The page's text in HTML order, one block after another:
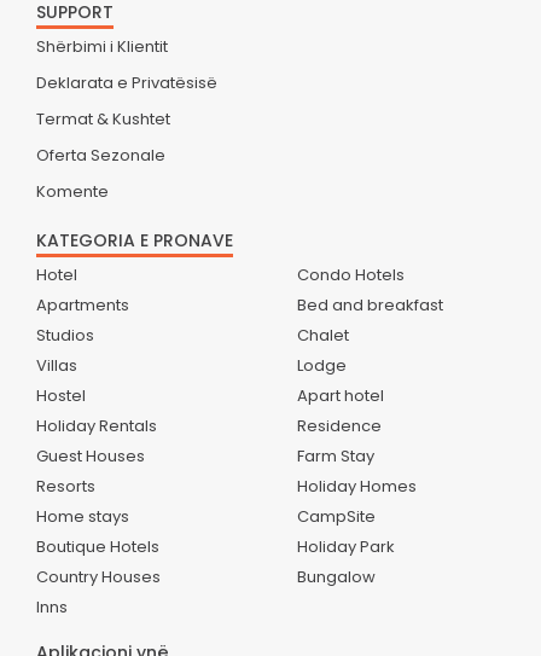
SUPPORT
Shërbimi i Klientit
Deklarata e Privatësisë
Termat & Kushtet
Oferta Sezonale
Komente
KATEGORIA E PRONAVE
Hotel
Apartments
Studios
Villas
Hostel
Holiday Rentals
Guest Houses
Resorts
Home stays
Boutique Hotels
Country Houses
Inns
Condo Hotels
Bed and breakfast
Chalet
Lodge
Apart hotel
Residence
Farm Stay
Holiday Homes
CampSite
Holiday Park
Bungalow